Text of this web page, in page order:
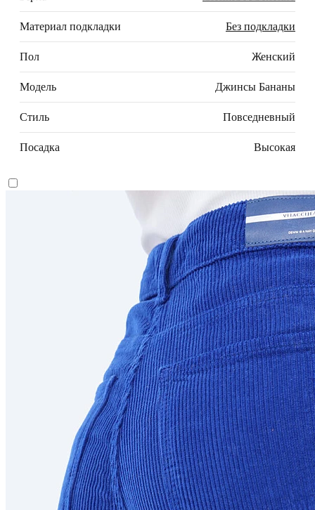
Материал подкладки Без подкладки
Пол Женский
Модель Джинсы Бананы
Стиль Повседневный
Посадка Высокая